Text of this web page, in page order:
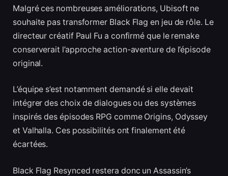
Malgré ces nombreuses améliorations, Ubisoft ne
souhaite pas transformer Black Flag en jeu de rôle. Le
directeur créatif Paul Fu a confirmé que le remake
conserverait l’approche action-aventure de l’épisode
original.
L’équipe s’est notamment demandé si elle devait
intégrer des choix de dialogues ou des systèmes
inspirés des épisodes RPG comme Origins, Odyssey
et Valhalla. Ces possibilités ont finalement été
écartées.
Black Flag Resynced restera donc un Assassin’s